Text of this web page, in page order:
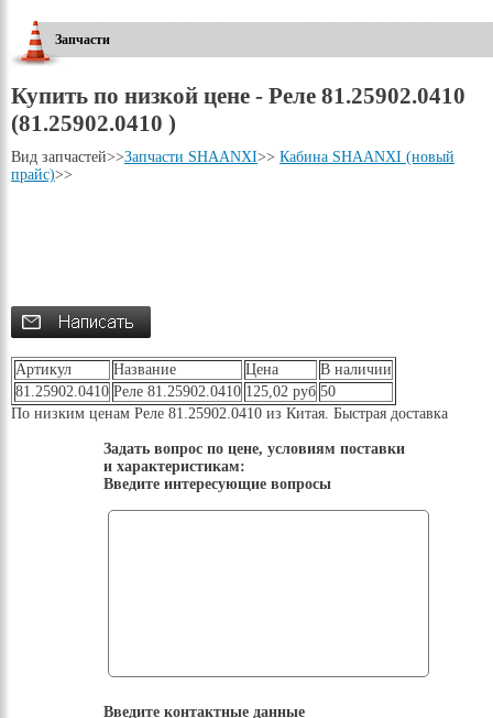
Запчасти
Купить по низкой цене - Реле 81.25902.0410
(81.25902.0410 )
Вид запчастей>>Запчасти SHAANXI>> Кабина SHAANXI (новый
прайс)>>
Артикул Название Цена
В наличии
81.25902.0410 Реле 81.25902.0410 125,02 руб 50
По низким ценам Реле 81.25902.0410 из Китая. Быстрая доставка
Задать вопрос по цене, условиям поставки
и характеристикам:
Введите интересующие вопросы
Введите контактные данные